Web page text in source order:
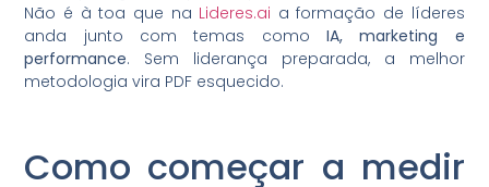
Não é à toa que na Lideres.ai a formação de líderes
anda junto com temas como IA, marketing e
performance. Sem liderança preparada, a melhor
metodologia vira PDF esquecido.
Como começar a medir